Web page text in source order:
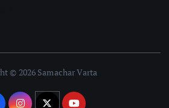
© 2026 Samachar Varta